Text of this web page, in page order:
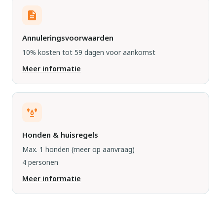
Annuleringsvoorwaarden
10% kosten tot 59 dagen voor aankomst
Meer informatie
Honden & huisregels
Max. 1 honden (meer op aanvraag)
4 personen
Meer informatie